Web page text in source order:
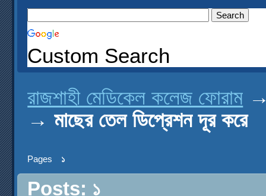
Custom Search
রাজশাহী মেডিকেল কলেজ ফোরাম
→মাছের তেল ডিপ্রেশন দূর করে
Pages ১
Posts: ১